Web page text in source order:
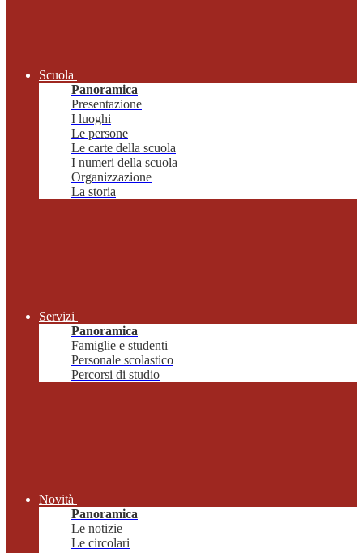
Scuola
Panoramica
Presentazione
I luoghi
Le persone
Le carte della scuola
I numeri della scuola
Organizzazione
La storia
Servizi
Panoramica
Famiglie e studenti
Personale scolastico
Percorsi di studio
Novità
Panoramica
Le notizie
Le circolari